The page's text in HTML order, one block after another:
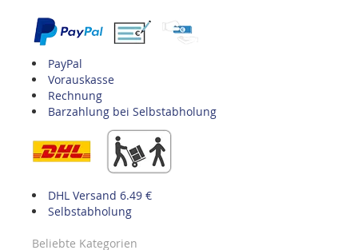
PayPal
Vorauskasse
Rechnung
Barzahlung bei Selbstabholung
DHL Versand 6.49 €
Selbstabholung
Beliebte Kategorien